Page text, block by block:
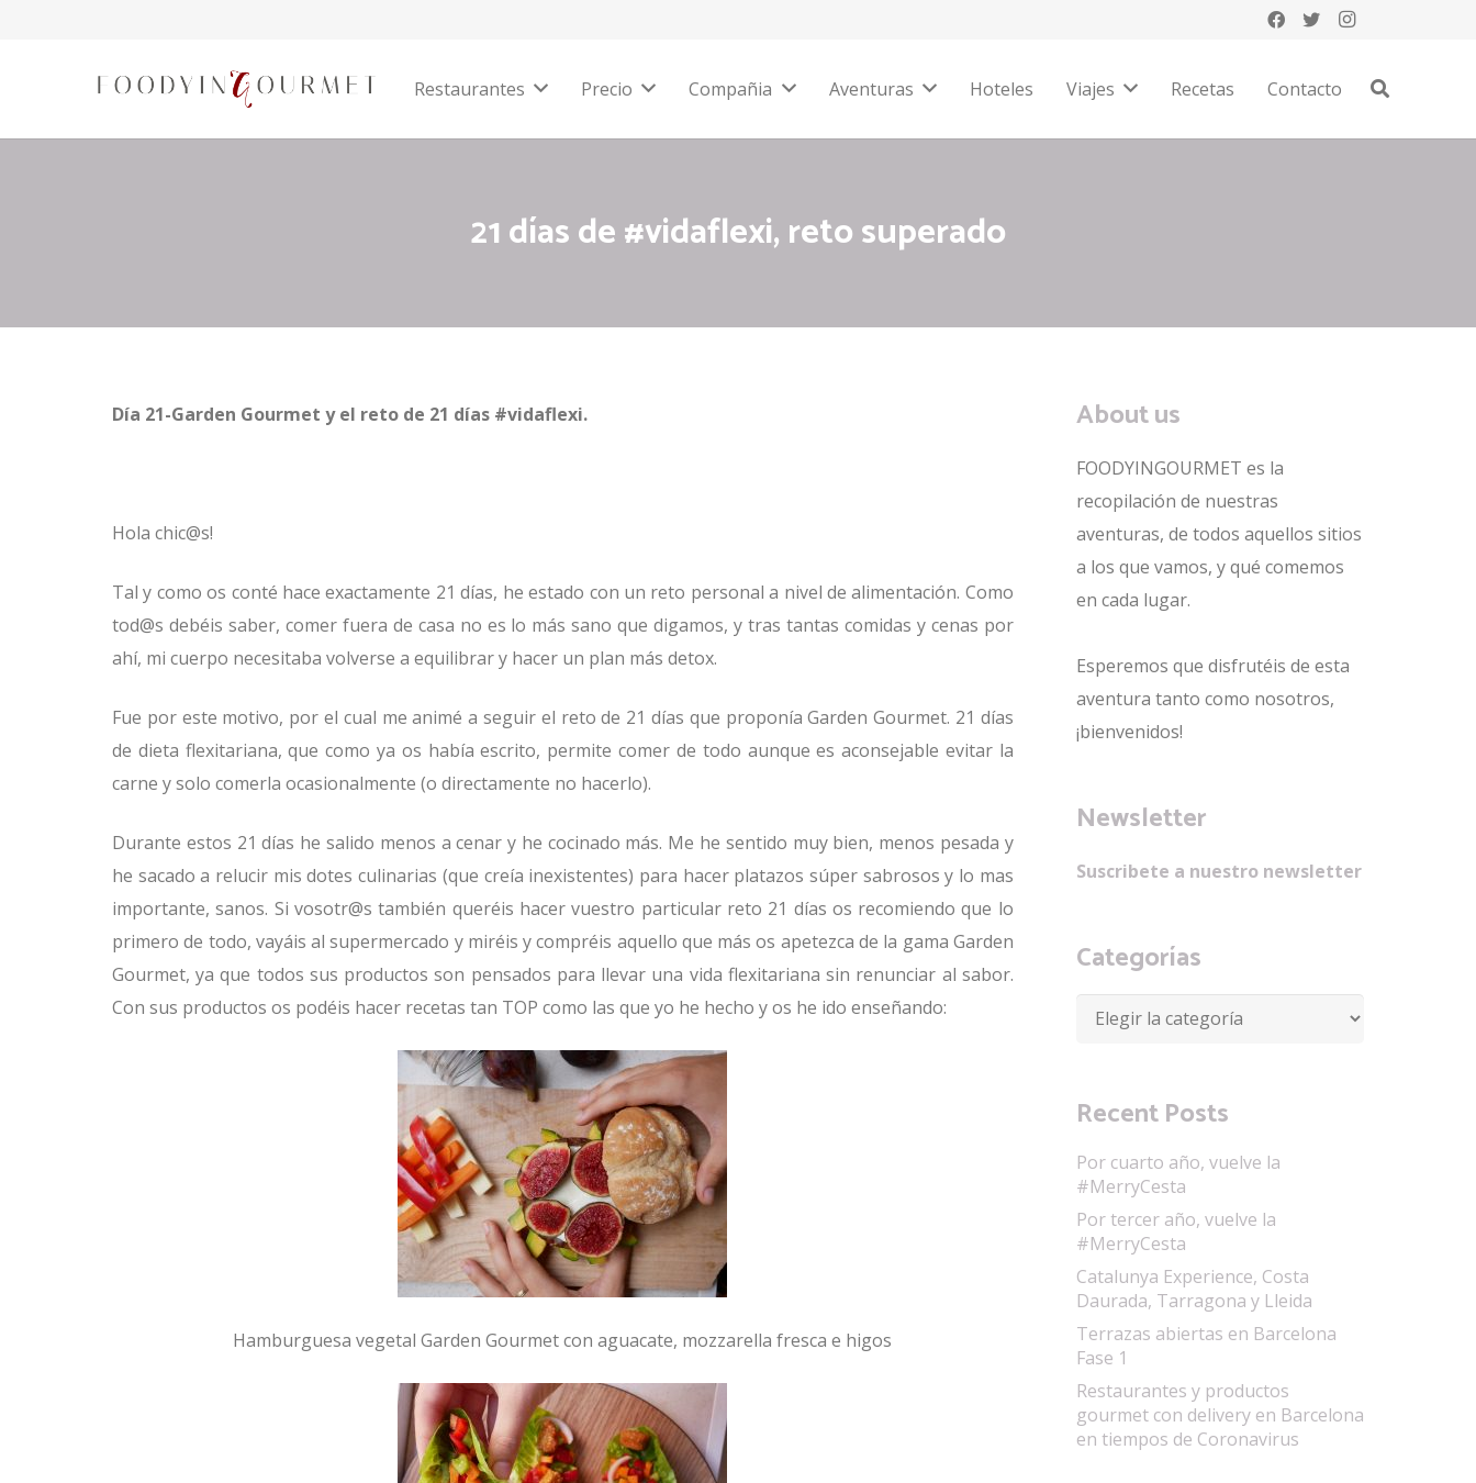
Restaurantes Precio Compañia Aventuras Hoteles Viajes Recetas Contacto
21 días de #vidaflexi, reto superado
Día 21-Garden Gourmet y el reto de 21 días #vidaflexi.
Hola chic@s!
Tal y como os conté hace exactamente 21 días, he estado con un reto personal a nivel de alimentación. Como
tod@s debéis saber, comer fuera de casa no es lo más sano que digamos, y tras tantas comidas y cenas por
ahí, mi cuerpo necesitaba volverse a equilibrar y hacer un plan más detox.
Fue por este motivo, por el cual me animé a seguir el reto de 21 días que proponía Garden Gourmet. 21 días
de dieta flexitariana, que como ya os había escrito, permite comer de todo aunque es aconsejable evitar la
carne y solo comerla ocasionalmente (o directamente no hacerlo).
Durante estos 21 días he salido menos a cenar y he cocinado más. Me he sentido muy bien, menos pesada y
he sacado a relucir mis dotes culinarias (que creía inexistentes) para hacer platazos súper sabrosos y lo mas
importante, sanos. Si vosotr@s también queréis hacer vuestro particular reto 21 días os recomiendo que lo
primero de todo, vayáis al supermercado y miréis y compréis aquello que más os apetezca de la gama Garden
Gourmet, ya que todos sus productos son pensados para llevar una vida flexitariana sin renunciar al sabor.
Con sus productos os podéis hacer recetas tan TOP como las que yo he hecho y os he ido enseñando:
Hamburguesa vegetal Garden Gourmet con aguacate, mozzarella fresca e higos
About us
FOODYINGOURMET es la
recopilación de nuestras
aventuras, de todos aquellos sitios
a los que vamos, y qué comemos
en cada lugar.
Esperemos que disfrutéis de esta
aventura tanto como nosotros,
¡bienvenidos!
Newsletter
Suscribete a nuestro newsletter
Categorías
Categorías
Recent Posts
Por cuarto año, vuelve la
#MerryCesta
Por tercer año, vuelve la
#MerryCesta
Catalunya Experience, Costa
Daurada, Tarragona y Lleida
Terrazas abiertas en Barcelona
Fase 1
Restaurantes y productos
gourmet con delivery en Barcelona
en tiempos de Coronavirus